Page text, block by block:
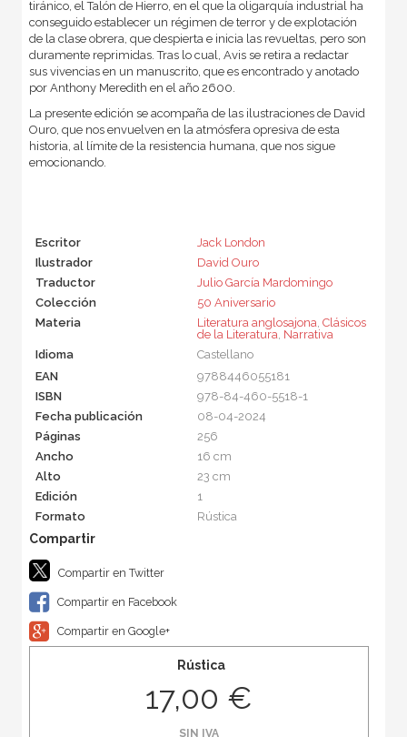
tiránico, el Talón de Hierro, en el que la oligarquía industrial ha
conseguido establecer un régimen de terror y de explotación
de la clase obrera, que despierta e inicia las revueltas, pero son
duramente reprimidas. Tras lo cual, Avis se retira a redactar
sus vivencias en un manuscrito, que es encontrado y anotado
por Anthony Meredith en el año 2600.
La presente edición se acompaña de las ilustraciones de David
Ouro, que nos envuelven en la atmósfera opresiva de esta
historia, al límite de la resistencia humana, que nos sigue
emocionando.
Escritor
Jack London
Ilustrador
David Ouro
Traductor
Julio García Mardomingo
Colección
50 Aniversario
Materia
Literatura anglosajona, Clásicos
de la Literatura, Narrativa
Idioma
Castellano
EAN
9788446055181
ISBN
978-84-460-5518-1
Fecha publicación
08-04-2024
Páginas
256
Ancho
16 cm
Alto
23 cm
Edición
1
Formato
Rústica
Compartir en Twitter
Compartir en Facebook
Compartir en Google+
Rústica
17,00 €
SIN IVA